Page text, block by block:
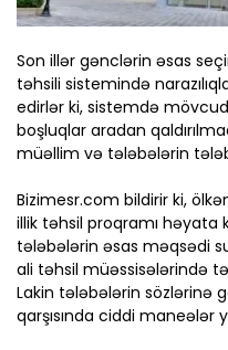
Son illər gənclərin əsas
təhsili sistemində
edirlər ki, sistemdə
boşluqlar aradan
müəllim və tələbələrin
Bizimesr.com bildirir ki,
illik təhsil proqramı həyata
tələbələrin əsas məqsədi
ali təhsil müəssisələrində
Lakin tələbələrin sözlərinə
qarşısında ciddi maneələr